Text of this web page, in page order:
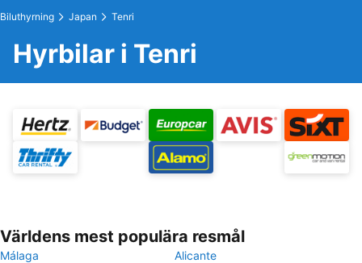
Biluthyrning Japan Tenri
Hyrbilar i Tenri
Världens mest populära resmål
Málaga
Alicante